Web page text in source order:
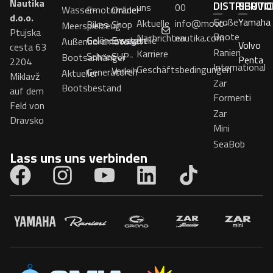
Nautika
d.o.o.
Ptujska
cesta 63
2204
Miklavž
auf dem
Feld von
Dravsko
Wassermotorräder
Meerspielzeug
Außenbordmotoren
Bootsanhänger
Aktueller
Bootsbestand
E-
Bikes
Geländewagen
Schnee
Generatoren
Online-
Shop
Ersatzteile
SUP-
Verleih
uns
Aktuelle
Nachrichten
Karriere
Geschäftsbedingungen
00
info@moto-
nautika.com
Große
Boote
Ranieri
International
Zar
Formenti
Zar
Mini
SeaBob
Yamaha
Volvo
Penta
Lass uns uns verbinden